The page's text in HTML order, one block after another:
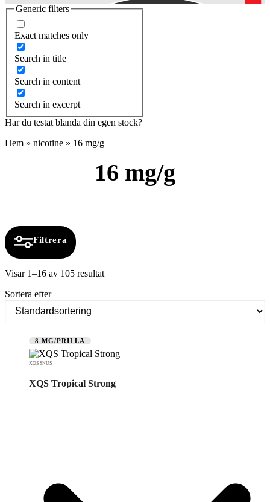
Generic filters
Exact matches only
Search in title
Search in content
Search in excerpt
Har du testat blanda din egen stock?
Hem » nicotine » 16 mg/g
16 mg/g
Filtrera
Visar 1–16 av 105 resultat
Sortera efter
8 MG/PRILLA
XQS SNUS
XQS Tropical Strong